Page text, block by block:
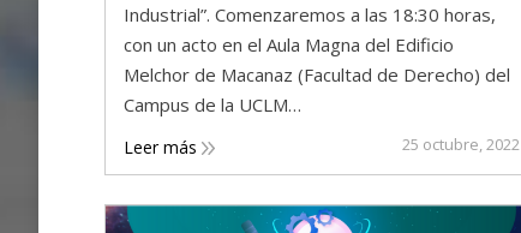
Industrial”. Comenzaremos a las 18:30 horas,
con un acto en el Aula Magna del Edificio
Melchor de Macanaz (Facultad de Derecho) del
Campus de la UCLM…
Leer más 25 octubre, 2022